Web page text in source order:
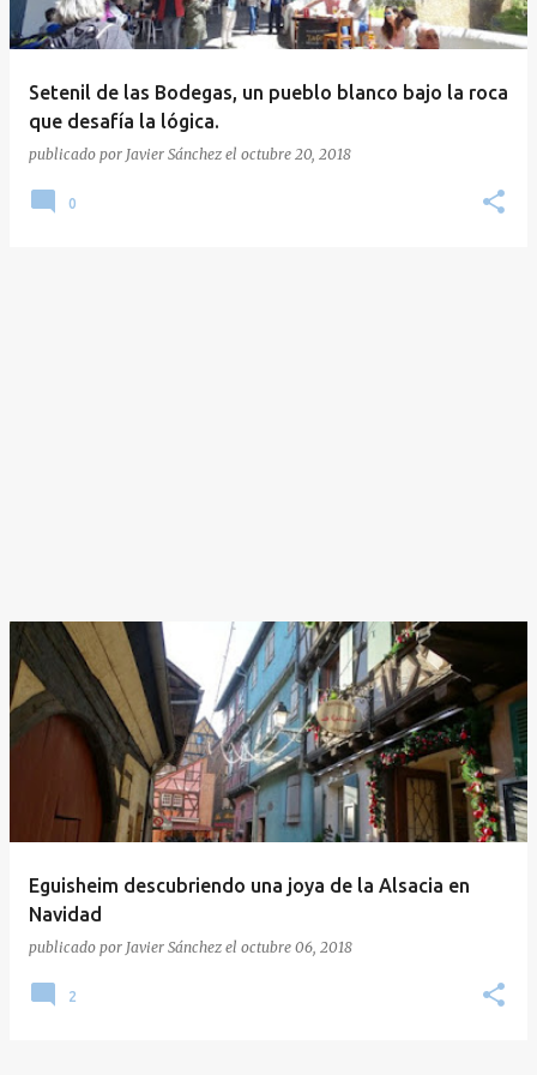
d
Setenil de las Bodegas, un pueblo blanco bajo la roca
que desafía la lógica.
publicado por Javier Sánchez el octubre 20, 2018
0
Eguisheim descubriendo una joya de la Alsacia en
Navidad
publicado por Javier Sánchez el octubre 06, 2018
2